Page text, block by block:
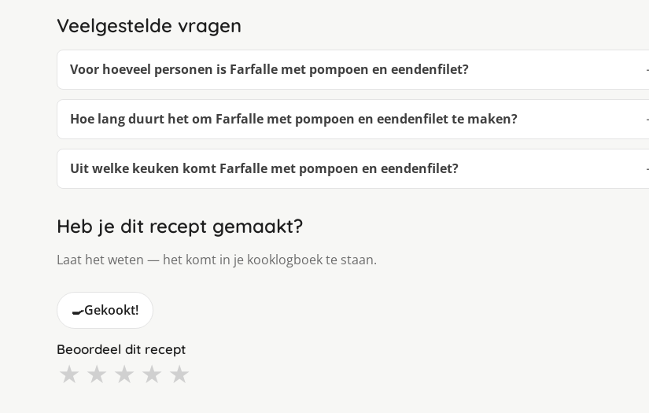
Veelgestelde vragen
Voor hoeveel personen is Farfalle met pompoen en eendenfilet?
Hoe lang duurt het om Farfalle met pompoen en eendenfilet te maken?
Uit welke keuken komt Farfalle met pompoen en eendenfilet?
Heb je dit recept gemaakt?
Laat het weten — het komt in je kooklogboek te staan.
🍳Gekookt!
Beoordeel dit recept
★ ★ ★ ★ ★